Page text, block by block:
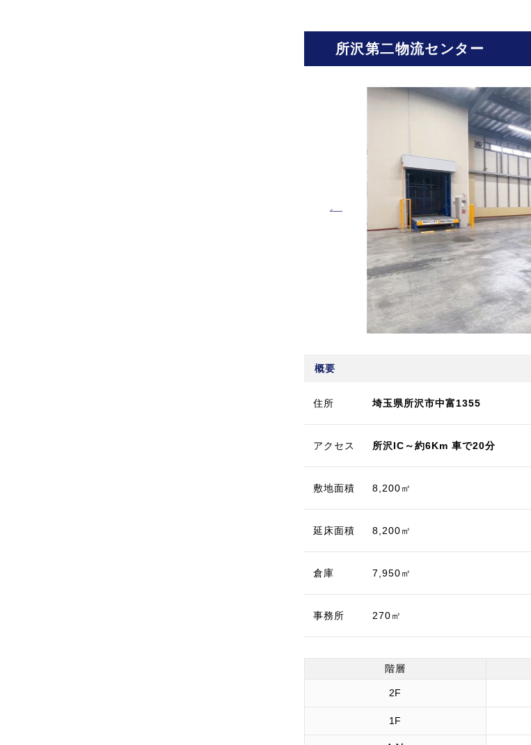
所沢第二物流センター
概要
住所 埼玉県所沢市中富1355
アクセス 所沢IC～約6Km 車で20分
敷地面積 8,200㎡
延床面積 8,200㎡
倉庫 7,950㎡
事務所 270㎡
階層
2F
1F